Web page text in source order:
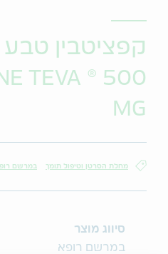
קפציטבין טבע ® 500
TEVA ® 500
MG
מחלת הסרטן וטיפול תומך במרשם
סיווג מוצר
במרשם רופא